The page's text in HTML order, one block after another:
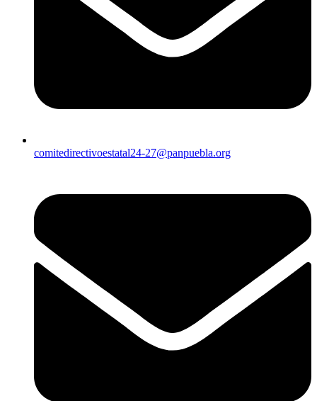
comitedirectivoestatal24-27@panpuebla.org